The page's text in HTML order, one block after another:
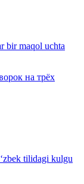
bir maqol uchta
на трёх
tilidagi kulgu